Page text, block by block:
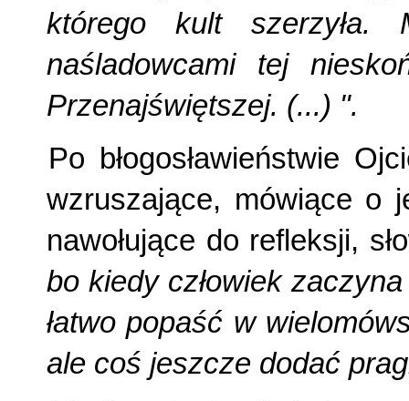
którego kult
naśladowcami tej
Przenajświętszej. (...) ".
Po błogosławieństwie
wzruszające, mówiące o
nawołujące do refleksji,
bo kiedy człowiek
łatwo popaść w
ale coś jeszcze dodać